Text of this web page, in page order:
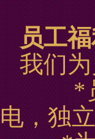
员工
我们
*
电，独